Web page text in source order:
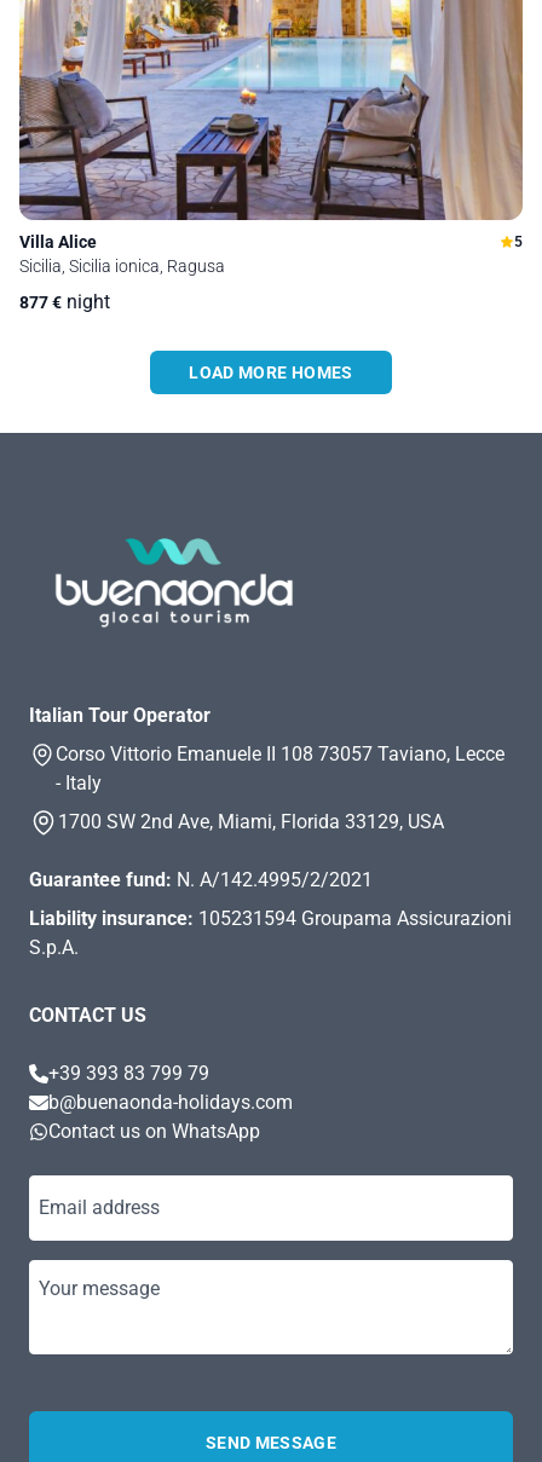
Villa Alice 5
Sicilia, Sicilia ionica, Ragusa
877€ night
LOAD MORE HOMES
Italian Tour Operator
Corso Vittorio Emanuele II 108 73057 Taviano, Lecce
- Italy
1700 SW 2nd Ave, Miami, Florida 33129, USA
Guarantee fund: N. A/142.4995/2/2021
Liability insurance: 105231594 Groupama Assicurazioni
S.p.A.
CONTACT US
+39 393 83 799 79
b@buenaonda-holidays.com
Contact us on WhatsApp
Email address
Your message
SEND MESSAGE